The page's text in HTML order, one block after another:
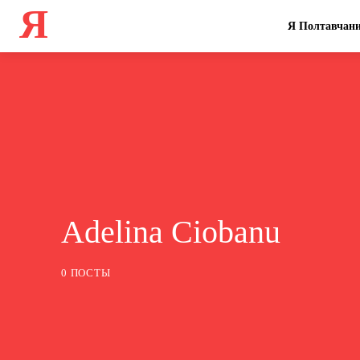
Я Я
Adelina Ciobanu
0 ПОСТЫ